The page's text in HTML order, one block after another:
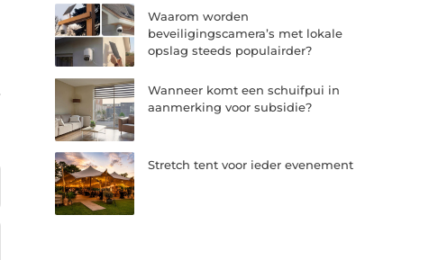
Waarom worden
beveiligingscamera’s met lokale
opslag steeds populairder?
Wanneer komt een schuifpui in
aanmerking voor subsidie?
Stretch tent voor ieder evenement